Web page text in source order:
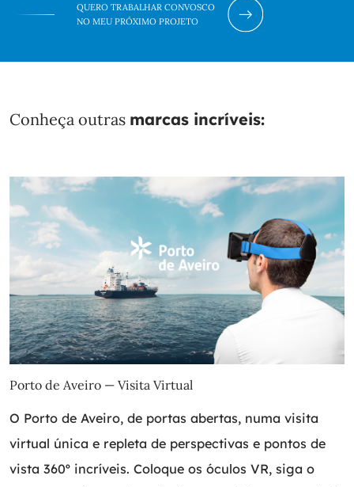
QUERO TRABALHAR CONVOSCO
NO MEU PRÓXIMO PROJETO
Conheça outras marcas incríveis:
Porto de Aveiro — Visita Virtual
O Porto de Aveiro, de portas abertas, numa visita
virtual única e repleta de perspectivas e pontos de
vista 360º incríveis. Coloque os óculos VR, siga o